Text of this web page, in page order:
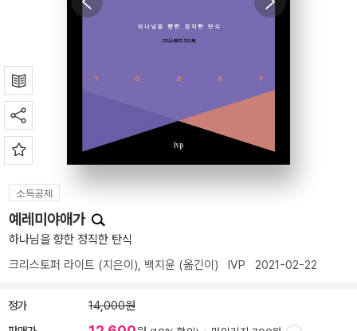
소득공제
예레미야애가
하나님을 향한 정직한 탄식
크리스토퍼 라이트 (지은이), 백지윤 (옮긴이) IVP 2021-02-22
정가 14,000원